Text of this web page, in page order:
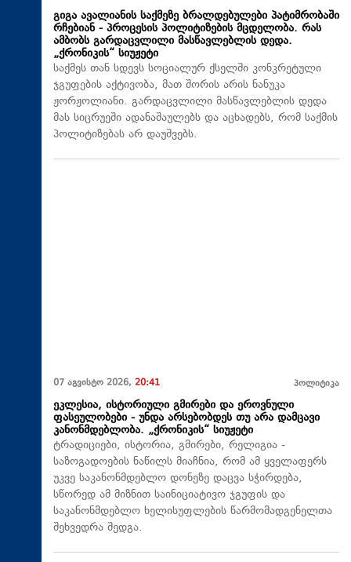
გიგა ავალიანის საქმეზე ბრალდებულები პატიმრობაში
რჩებიან - პროცესის პოლიტიზების მცდელობა. რას
ამბობს გარდაცვლილი მასწავლებლის დედა.
„ქრონიკის“ სიუჟეტი
საქმეს თან სდევს სოციალურ ქსელში კონკრეტული
ჯგუფების აქტივობა, მათ შორის არის ნანუკა
ჟორჟოლიანი. გარდაცვლილი მასწავლებლის დედა
მას სიცრუეში ადანაშაულებს და აცხადებს, რომ საქმის
პოლიტიზებას არ დაუშვებს.
07 აგვისტო 2026, 20:41 პოლიტიკა
ეკლესია, ისტორიული გმირები და ეროვნული
ფასეულობები - უნდა არსებობდეს თუ არა დამცავი
კანონმდებლობა. „ქრონიკის“ სიუჟეტი
ტრადიციები, ისტორია, გმირები, რელიგია -
საზოგადოების ნაწილს მიაჩნია, რომ ამ ყველაფერს
უკვე საკანონმდებლო დონეზე დაცვა სჭირდება,
სწორედ ამ მიზნით საინიციატივო ჯგუფის და
საკანონმდებლო ხელისუფლების წარმომადგენელთა
შეხვედრა შედგა.